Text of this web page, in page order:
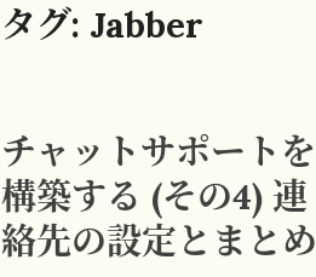
タグ: Jabber
チャットサポートを
構築する (その4) 連
絡先の設定とまとめ